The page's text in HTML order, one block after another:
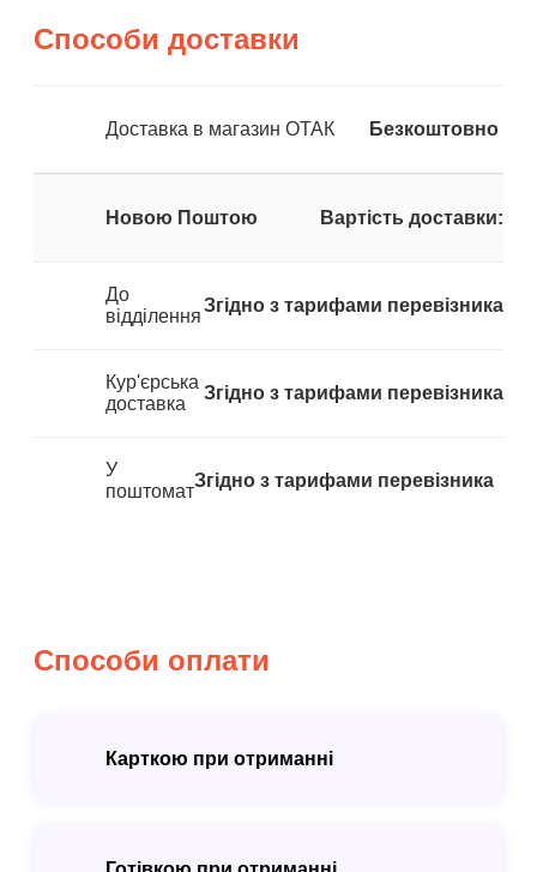
Способи доставки
Доставка в магазин ОТАК Безкоштовно
Новою Поштою Вартість доставки:
До
відділення
Згідно з тарифами перевізника
Кур'єрська
доставка
Згідно з тарифами перевізника
У
поштомат
Згідно з тарифами перевізника
Способи оплати
Карткою при отриманні